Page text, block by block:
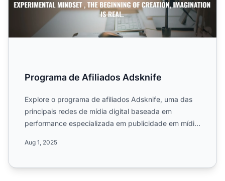
Programa de Afiliados Adsknife
Explore o programa de afiliados Adsknife, uma das
principais redes de mídia digital baseada em
performance especializada em publicidade em mídia
Aug 1, 2025